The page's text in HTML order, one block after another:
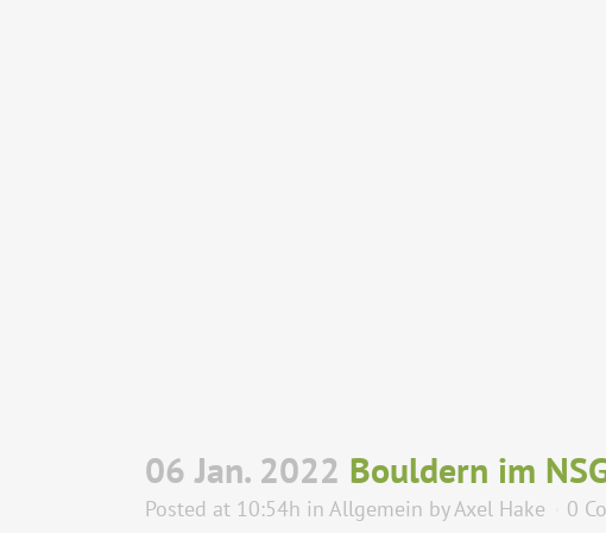
06 Jan. 2022 Bouldern im
Posted at 10:54h in Allgemein byAxel Hake 0